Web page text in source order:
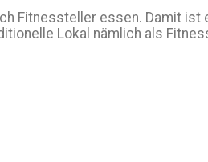
Fitnessteller essen. Damit
Lokal nämlich als